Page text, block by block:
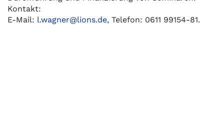
Kontakt:
E-Mail: l.wagner@lions.de, Telefon: 0611 99154-81.